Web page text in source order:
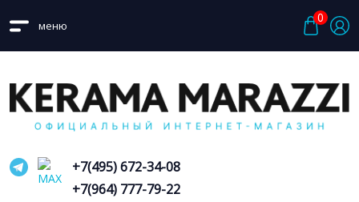
меню
0
+7(495) 672-34-08
+7(964) 777-79-22